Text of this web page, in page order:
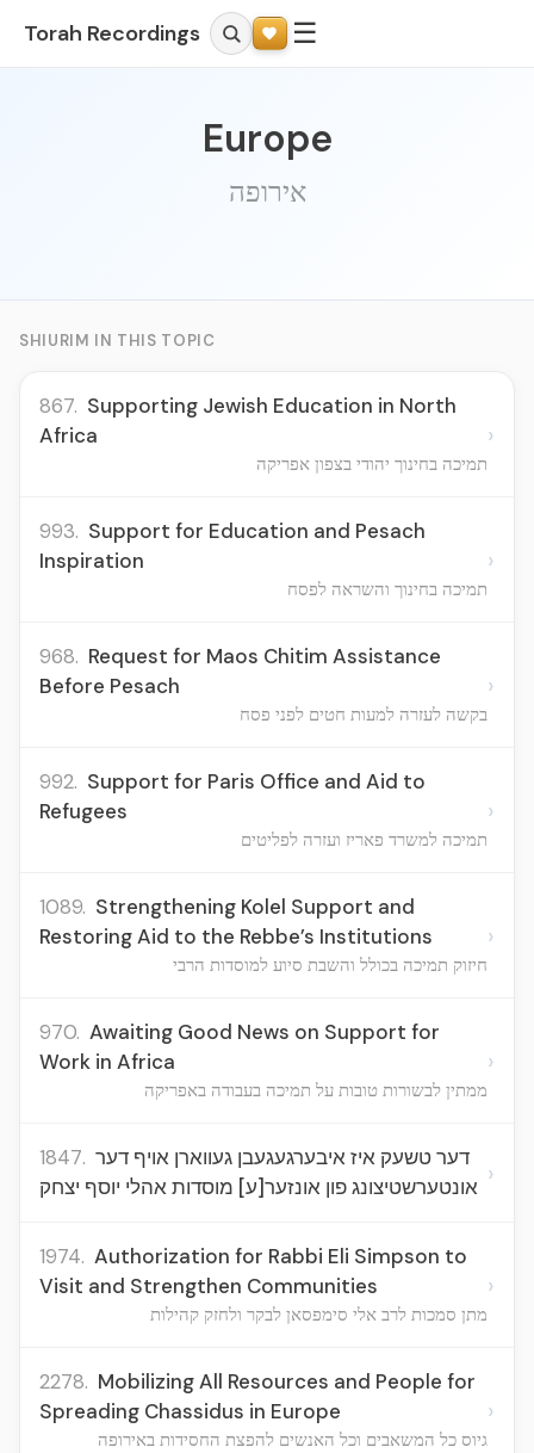
Torah Recordings ☰
Europe
אירופה
SHIURIM IN THIS TOPIC
867. Supporting Jewish Education in North
Africa
תמיכה בחינוך יהודי בצפון אפריקה
›
993. Support for Education and Pesach
Inspiration
תמיכה בחינוך והשראה לפסח
›
968. Request for Maos Chitim Assistance
Before Pesach
בקשה לעזרה למעות חטים לפני פסח
›
992. Support for Paris Office and Aid to
Refugees
תמיכה למשרד פאריז ועזרה לפליטים
›
1089. Strengthening Kolel Support and
Restoring Aid to the Rebbe’s Institutions
חיזוק תמיכה בכולל והשבת סיוע למוסדות הרבי
›
970. Awaiting Good News on Support for
Work in Africa
ממתין לבשורות טובות על תמיכה בעבודה באפריקה
›
1847.
אונטערשטיצונג פון אונזער[ע] מוסדות אהלי יוסף יצחק ›
1974. Authorization for Rabbi Eli Simpson to
Visit and Strengthen Communities
מתן סמכות לרב אלי סימפסאן לבקר ולחזק קהילות
›
2278. Mobilizing All Resources and People for
Spreading Chassidus in Europe
גיוס כל המשאבים וכל האנשים להפצת החסידות באירופה
›